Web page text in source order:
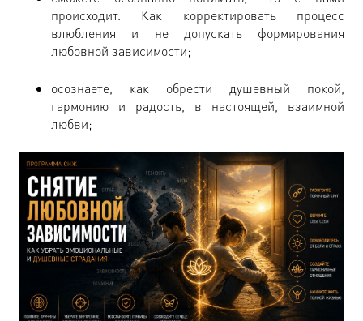
происходит. Как корректировать процесс
влюбления и не допускать формирования
любовной зависимости;
осознаете, как обрести душевный покой,
гармонию и радость, в настоящей, взаимной
любви;